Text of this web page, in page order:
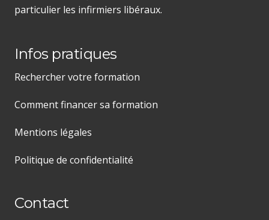
particulier les infirmiers libéraux.
Infos pratiques
Rechercher votre formation
Comment financer sa formation
Mentions légales
Politique de confidentialité
Contact